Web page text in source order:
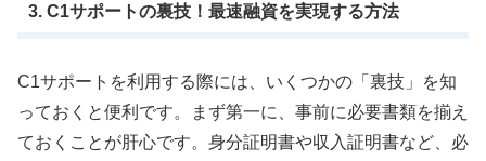
3. C1サポートの裏技！最速融資を実現する方法
C1サポートを利用する際には、いくつかの「裏技」を知
っておくと便利です。まず第一に、事前に必要書類を揃え
ておくことが肝心です。身分証明書や収入証明書など、必